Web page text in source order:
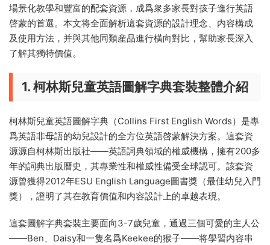
場景化教學和豐富的配套資源，成爲衆多家長對孩子進行英語
啓蒙的首選。本文将全面解析這套資源的設計理念、内容構成
及使用方法，并與其他同類産品進行橫向對比，幫助家長深入
了解其獨特價值。
1. 柯林斯兒童英語圖解字典套裝整體介紹
柯林斯兒童英語圖解字典（Collins First English Words）是專
爲英語非母語的幼兒設計的全方位英語啓蒙解決方案。這套資
源源自柯林斯出版社——英語詞典領域的權威機構，擁有200多
年的詞典出版曆史，其專業性和權威性備受全球認可。該套資
源曾獲得2012年ESU English Language圖書獎（最佳幼兒入門
獎），證明了其在教育價值和内容設計上的卓越表現。
這套圖解字典套裝主要面向3-7歲兒童，通過三個可愛的主人公
——Ben、Daisy和一隻名爲Keekee的猴子——将學習内容串